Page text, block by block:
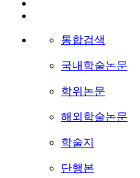
통합검색
국내학술논문
학위논문
해외학술논문
학술지
단행본